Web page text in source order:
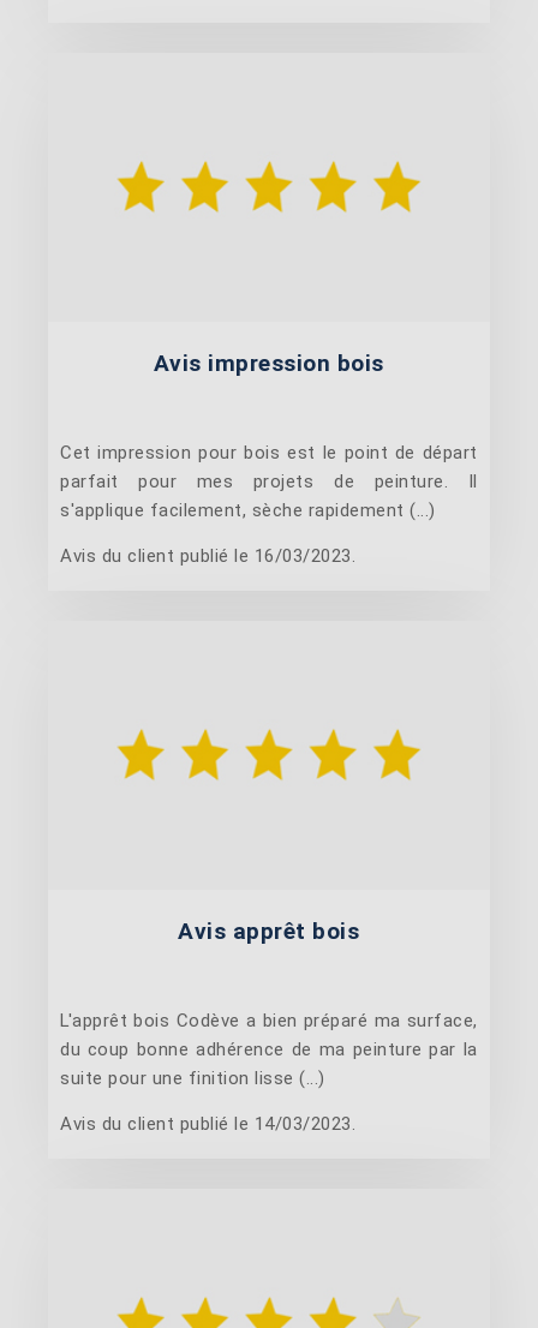
Avis impression bois
Cet impression pour bois est le point de départ
parfait pour mes projets de peinture. Il
s'applique facilement, sèche rapidement (...)
Avis du client publié le 16/03/2023.
Avis apprêt bois
L'apprêt bois Codève a bien préparé ma surface,
du coup bonne adhérence de ma peinture par la
suite pour une finition lisse (...)
Avis du client publié le 14/03/2023.